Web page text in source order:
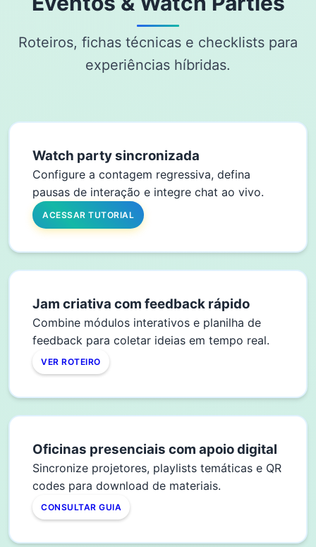
Roteiros, fichas técnicas e checklists para
experiências híbridas.
Watch party sincronizada
Configure a contagem regressiva, defina
pausas de interação e integre chat ao vivo.
ACESSAR TUTORIAL
Jam criativa com feedback rápido
Combine módulos interativos e planilha de
feedback para coletar ideias em tempo real.
VER ROTEIRO
Oficinas presenciais com apoio digital
Sincronize projetores, playlists temáticas e QR
codes para download de materiais.
CONSULTAR GUIA